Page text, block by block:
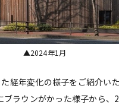
▲2024年1月
経年変化の様子をご紹介いた
ブラウンがかった様子から、